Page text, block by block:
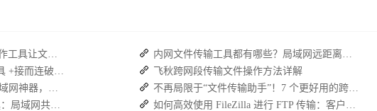
内网传输卡顿？接而连局域网协作工具让文件共享效率升级
内网传文件慢、管理乱？5 款工具 +接而连破解企业办公传输困局
2026 内网传输软件测评：5 款局域网神器，接而连凭实力 C 位出道
2026 五大高效内网文件传输工具：局域网共享文件的最佳解决方案
内网文件传输工具都有哪些？局域网远距离文件快速传输神器
飞秋跨网段传输文件操作方法详解
不再局限于“文件传输助手”！7 个更好用的跨设备传输 App 推荐！
如何高效使用 FileZilla 进行 FTP 传输：客户端与服务端的安装及使用指南